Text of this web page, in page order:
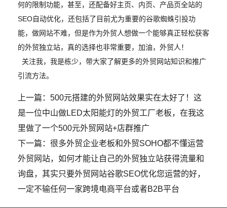
何的限制功能，甚至，还配备好主页、内页、产品页全站的
SEO自动优化，还包括了目前尤为重要的谷歌蜘蛛引投功
能，做网站不难，但是作为外贸人想做一个能够真正轻松获客
的外贸独立站，真的选择也非常重要，加油，外贸人！
关注我，我是栋少，带大家了解更多的外贸网站知识和推广
引流方法。
上一篇： 500元搭建的外贸网站效果实在太好了！这
是一位中山做LED太阳能灯的外贸工厂老板，在我这
里做了一个500元外贸网站+店群推广
下一篇： 很多外贸企业老板和外贸SOHO都不懂运营
外贸网站，如何才能让自己的外贸独立站获得流量和
询盘，其实只要外贸网站谷歌SEO优化您运营的好，
一定不输任何一家跨境电商平台或者B2B平台